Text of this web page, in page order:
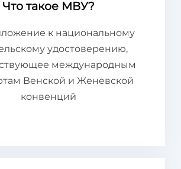
Что такое МВУ?
к национальному
удостоверению,
международным
Венской и Женевской
конвенций